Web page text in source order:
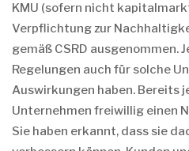
KMU (sofern nicht
Verpflichtung zur
gemäß CSRD ausgenommen.
Regelungen auch für solche
Auswirkungen haben. Bereits
Unternehmen freiwillig einen
Sie haben erkannt, dass sie